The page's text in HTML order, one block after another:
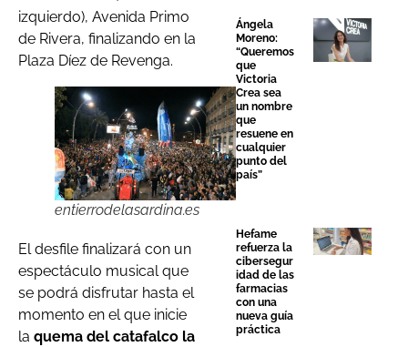
izquierdo), Avenida Primo
de Rivera, finalizando en la
Plaza Díez de Revenga.
entierrodelasardina.es
El desfile finalizará con un
espectáculo musical que
se podrá disfrutar hasta el
momento en el que inicie
la quema del catafalco la
Ángela
Moreno:
“Queremos
que
Victoria
Crea sea
un nombre
que
resuene en
cualquier
punto del
país”
Hefame
refuerza la
cibersegur
idad de las
farmacias
con una
nueva guía
práctica